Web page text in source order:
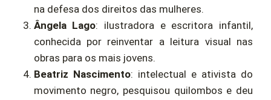
na defesa dos direitos das mulheres.
Ângela Lago: ilustradora e escritora infantil,
conhecida por reinventar a leitura visual nas
obras para os mais jovens.
Beatriz Nascimento: intelectual e ativista do
movimento negro, pesquisou quilombos e deu